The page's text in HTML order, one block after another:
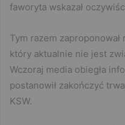
faworyta wskazał
Tym razem zaproponował
który aktualnie nie jest
Wczoraj media obiegła
postanowił zakończyć
KSW.